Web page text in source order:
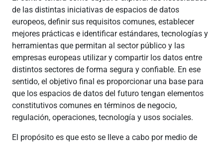
de las distintas iniciativas de espacios de datos
europeos, definir sus requisitos comunes, establecer
mejores prácticas e identificar estándares, tecnologías y
herramientas que permitan al sector público y las
empresas europeas utilizar y compartir los datos entre
distintos sectores de forma segura y confiable. En ese
sentido, el objetivo final es proporcionar una base para
que los espacios de datos del futuro tengan elementos
constitutivos comunes en términos de negocio,
regulación, operaciones, tecnología y usos sociales.
El propósito es que esto se lleve a cabo por medio de